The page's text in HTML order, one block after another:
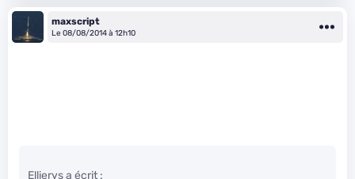
maxscript
Le 08/08/2014 à 12h10
Ellierys a écrit :